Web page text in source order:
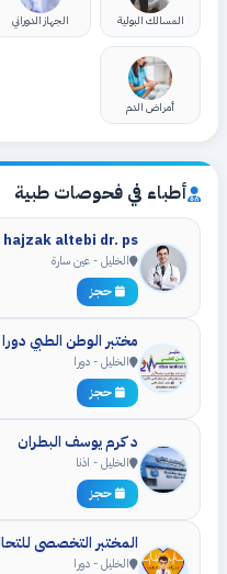
المسالك البولية الجهاز الدوراني
أمراض الدم
أطباء في فحوصات طبية
hajzak altebi dr. ps
الخليل - عين سارة
حجز
مختبر الوطن الطبي دورا
الخليل - دورا
حجز
د كرم يوسف البطران
الخليل - اذنا
حجز
المختبر التخصصي
الخليل - دورا